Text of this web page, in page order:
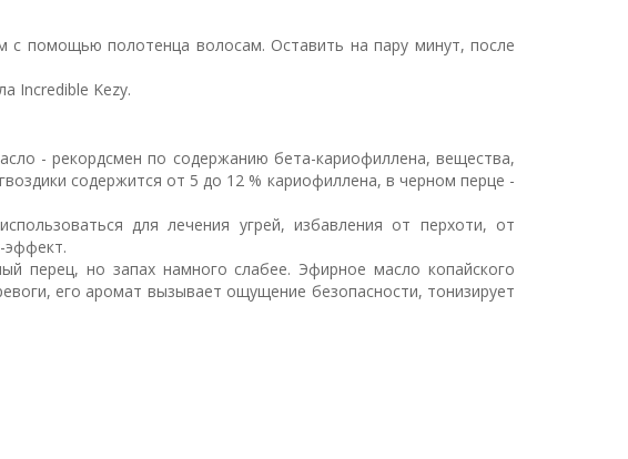
с помощью полотенца волосам. Оставить на пару минут, после
Incredible Kezy.
- рекордсмен по содержанию бета-кариофиллена, вещества,
содержится от 5 до 12 % кариофиллена, в черном перце -
для лечения угрей, избавления от перхоти, от
эффект.
перец, но запах намного слабее. Эфирное масло копайского
его аромат вызывает ощущение безопасности, тонизирует